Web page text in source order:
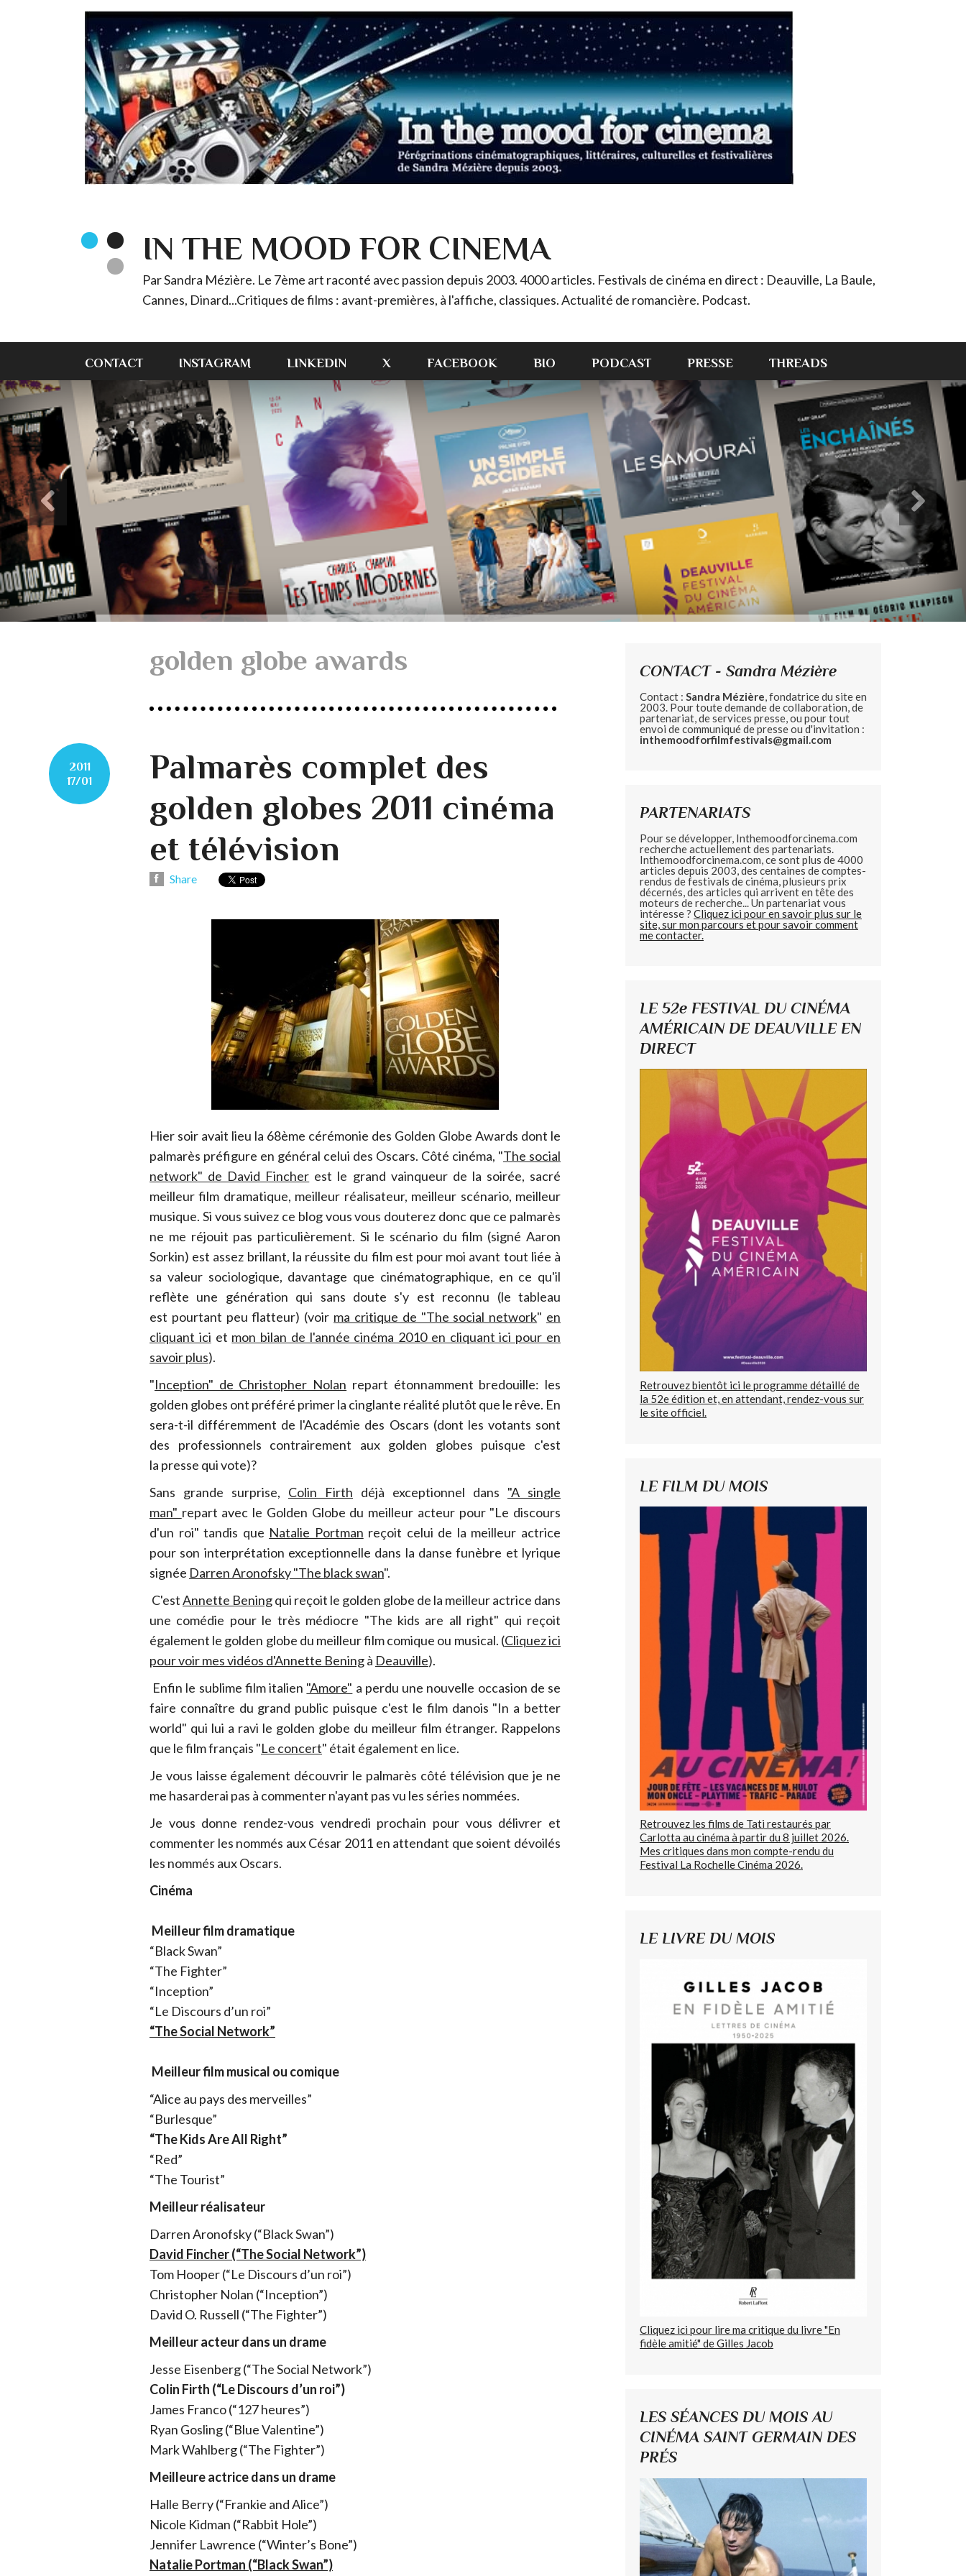
IN THE MOOD FOR CINEMA
Par Sandra Mézière. Le 7ème art raconté avec passion depuis 2003. 4000 articles. Festivals de cinéma en direct : Deauville, La Baule,
Cannes, Dinard...Critiques de films : avant-premières, à l'affiche, classiques. Actualité de romancière. Podcast.
CONTACT INSTAGRAM LINKEDIN X FACEBOOK BIO PODCAST PRESSE THREADS
golden globe awards
2011
17/01
Palmarès complet des
golden globes 2011 cinéma
et télévision
Share
Hier soir avait lieu la 68ème cérémonie des Golden Globe Awards dont le
palmarès préfigure en général celui des Oscars. Côté cinéma, "The social
network" de David Fincher est le grand vainqueur de la soirée, sacré
meilleur film dramatique, meilleur réalisateur, meilleur scénario, meilleur
musique. Si vous suivez ce blog vous vous douterez donc que ce palmarès
ne me réjouit pas particulièrement. Si le scénario du film (signé Aaron
Sorkin) est assez brillant, la réussite du film est pour moi avant tout liée à
sa valeur sociologique, davantage que cinématographique, en ce qu'il
reflète une génération qui sans doute s'y est reconnu (le tableau
est pourtant peu flatteur) (voir ma critique de "The social network" en
cliquant ici et mon bilan de l'année cinéma 2010 en cliquant ici pour en
savoir plus).
"Inception" de Christopher Nolan repart étonnamment bredouille: les
golden globes ont préféré primer la cinglante réalité plutôt que le rêve. En
sera-t-il différemment de l'Académie des Oscars (dont les votants sont
des professionnels contrairement aux golden globes puisque c'est
la presse qui vote)?
Sans grande surprise, Colin Firth déjà exceptionnel dans "A single
man" repart avec le Golden Globe du meilleur acteur pour "Le discours
d'un roi" tandis que Natalie Portman reçoit celui de la meilleur actrice
pour son interprétation exceptionnelle dans la danse funèbre et lyrique
signée Darren Aronofsky "The black swan".
C'estAnnette Beningqui reçoit le golden globe de la meilleur actrice dans
une comédie pour le très médiocre "The kids are all right" qui reçoit
également le golden globe du meilleur film comique ou musical. (Cliquez ici
pour voir mes vidéos d'Annette Beningà Deauville).
Enfin le sublime film italien "Amore" a perdu une nouvelle occasion de se
faire connaître du grand public puisque c'est le film danois "In a better
world" qui lui a ravi le golden globe du meilleur film étranger. Rappelons
que le film français "Le concert" était également en lice.
Je vous laisse également découvrir le palmarès côté télévision que je ne
me hasarderai pas à commenter n'ayant pas vu les séries nommées.
Je vous donne rendez-vous vendredi prochain pour vous délivrer et
commenter les nommés aux César 2011 en attendant que soient dévoilés
les nommés aux Oscars.
Cinéma
Meilleur film dramatique
“Black Swan”
“The Fighter”
“Inception”
“Le Discours d’un roi”
“The Social Network”
Meilleur film musical ou comique
“Alice au pays des merveilles”
“Burlesque”
“The Kids Are All Right”
“Red”
“The Tourist”
Meilleur réalisateur
Darren Aronofsky (“Black Swan”)
David Fincher (“The Social Network”)
Tom Hooper (“Le Discours d’un roi”)
Christopher Nolan (“Inception”)
David O. Russell (“The Fighter”)
Meilleur acteur dans un drame
Jesse Eisenberg (“The Social Network”)
Colin Firth (“Le Discours d’un roi”)
James Franco (“127 heures”)
Ryan Gosling (“Blue Valentine”)
Mark Wahlberg (“The Fighter”)
Meilleure actrice dans un drame
Halle Berry (“Frankie and Alice”)
Nicole Kidman (“Rabbit Hole”)
Jennifer Lawrence (“Winter’s Bone”)
Natalie Portman (“Black Swan”)
CONTACT - Sandra Mézière
Contact : Sandra Mézière, fondatrice du site en
2003. Pour toute demande de collaboration, de
partenariat, de services presse, ou pour tout
envoi de communiqué de presse ou d'invitation :
inthemoodforfilmfestivals@gmail.com
PARTENARIATS
Pour se développer, Inthemoodforcinema.com
recherche actuellement des partenariats.
Inthemoodforcinema.com, ce sont plus de 4000
articles depuis 2003, des centaines de comptes-
rendus de festivals de cinéma, plusieurs prix
décernés, des articles qui arrivent en tête des
moteurs de recherche... Un partenariat vous
intéresse ? Cliquez ici pour en savoir plus sur le
site, sur mon parcours et pour savoir comment
me contacter.
LE 52e FESTIVAL DU CINÉMA
AMÉRICAIN DE DEAUVILLE EN
DIRECT
Retrouvez bientôt ici le programme détaillé de
la 52e édition et, en attendant, rendez-vous sur
le site officiel.
LE FILM DU MOIS
Retrouvez les films de Tati restaurés par
Carlotta au cinéma à partir du 8 juillet 2026.
Mes critiques dans mon compte-rendu du
Festival La Rochelle Cinéma 2026.
LE LIVRE DU MOIS
Cliquez ici pour lire ma critique du livre "En
fidèle amitié" de Gilles Jacob
LES SÉANCES DU MOIS AU
CINÉMA SAINT GERMAIN DES
PRÉS